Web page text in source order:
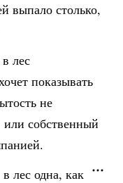
выпало столько,
лес
показывать
не
или собственный
лес одна, как